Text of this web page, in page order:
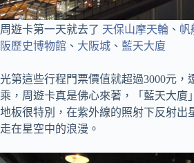
周遊卡第一天就去了 天保山摩天輪 、 帆
阪歷史博物館 、 大阪城 、 藍天大廈
光第這些行程門票價值就超過3000元，
乘，周遊卡真是佛心來著，「藍天大廈
地板很特別，在紫外線的照射下反射出
走在星空中的浪漫。